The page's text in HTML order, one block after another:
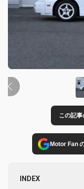
この記事
Motor Fan
INDEX